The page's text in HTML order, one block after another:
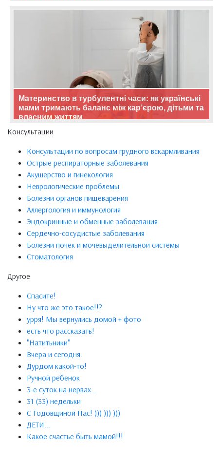
Материнство в турбулентні часи: як українські
мами тримають баланс між кар’єрою, дітьми та
власним життям
Консультации
Консультации по вопросам грудного вскармливания
Острые респираторные заболевания
Акушерство и гинекология
Неврологические проблемы
Болезни органов пищеварения
Аллергология и иммунология
Эндокринные и обменные заболевания
Сердечно-сосудистые заболевания
Болезни почек и мочевыделительной системы
Стоматология
Другое
Спасите!
Ну что же это такое!!?
урря! Мы вернулись домой + фото
есть что рассказать!
"Натитьники"
Вчера и сегодня.
Дурдом какой-то!
Ручной ребенок
3-е суток на нервах...
31 (33) недельки
C Годовщиной Нас! ))) ))) )))
ДЕТИ...
Какое счастье быть мамой!!!